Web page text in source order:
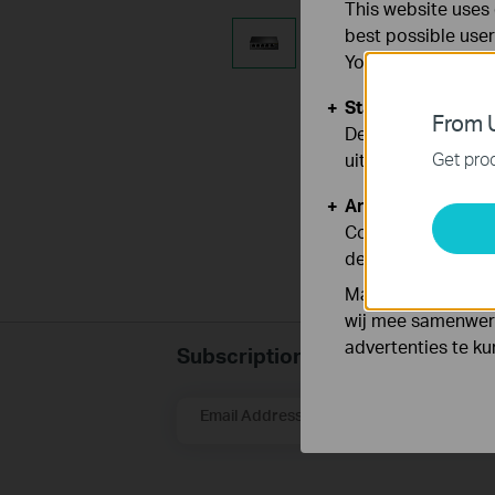
Subscription
Email Address
From
Get
This website
best possible
You can find
Standaard Cookies
Deze cookies zijn
uitgeschakeld.
Analyse en
Cookies voor
de functionaliteit
Marketing
wij mee
advertenties te